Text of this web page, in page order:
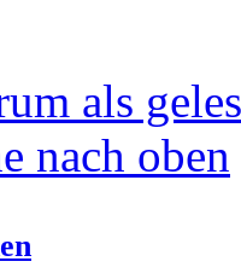
als
nach oben